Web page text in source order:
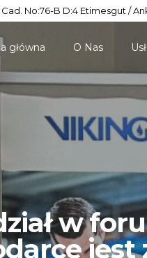
No:76-B D:4 Etimesgut /
główna О Nas
w
jest